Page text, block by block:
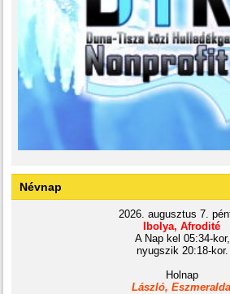
Névnap
2026. augusztus 7.
Ibolya, Afrodité
A Nap kel 05:34-kor,
nyugszik 20:18-kor.
Holnap
László, Eszmeralda